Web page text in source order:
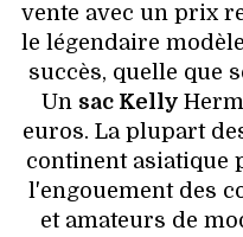
vente avec un prix
le légendaire
succès, quelle que
Un sac Kelly
euros. La plupart
continent asiatique
l'engouement des
et amateurs de